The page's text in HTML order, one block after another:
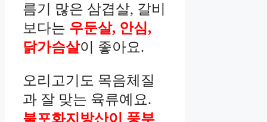
름기 많은 삼겹살, 갈비
보다는 우둔살, 안심,
닭가슴살이 좋아요.
오리고기도 목음체질
과 잘 맞는 육류예요.
불포화지방산이 풍부